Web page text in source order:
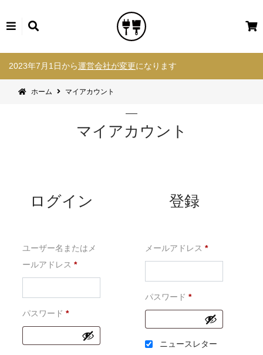
カ
2023年7月1日から運営会社が変更になります
ホーム マイアカウント
マイアカウント
ログイン
ユーザー名またはメ
ールアドレス *必
須
パスワード *必
須
登録
メールアドレス *必
須
パスワード *必
須
ニュースレター